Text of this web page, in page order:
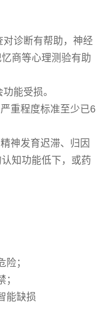
诊断有帮助，神经
商等心理测验有助
能受损。
重程度标准至少已6
神发育迟滞、归因
知功能低下，或药
；
能缺损